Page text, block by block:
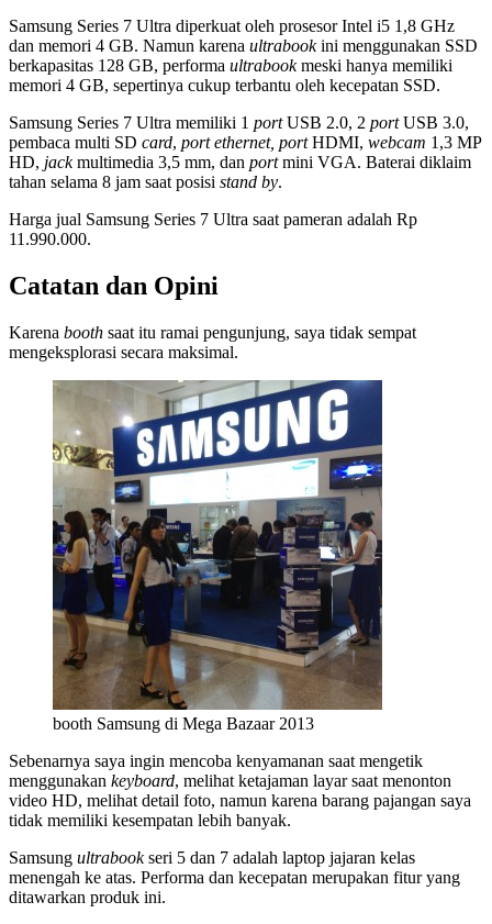
Samsung Series 7 Ultra diperkuat oleh prosesor Intel i5 1,8 GHz
dan memori 4 GB. Namun karena ultrabookini menggunakan SSD
berkapasitas 128 GB, performa ultrabookmeski hanya memiliki
memori 4 GB, sepertinya cukup terbantu oleh kecepatan SSD.
Samsung Series 7 Ultra memiliki 1 portUSB 2.0, 2 portUSB 3.0,
pembaca multi SD card, port ethernet, portHDMI, webcam 1,3 MP
HD, jackmultimedia 3,5 mm, dan portmini VGA. Baterai diklaim
tahan selama 8 jam saat posisi stand by.
Harga jual Samsung Series 7 Ultra saat pameran adalah Rp
11.990.000.
Catatan dan Opini
Karena booth saat itu ramai pengunjung, saya tidak sempat
mengeksplorasi secara maksimal.
booth Samsung di Mega Bazaar 2013
Sebenarnya saya ingin mencoba kenyamanan saat mengetik
menggunakan keyboard, melihat ketajaman layar saat menonton
video HD, melihat detail foto, namun karena barang pajangan saya
tidak memiliki kesempatan lebih banyak.
Samsung ultrabookseri 5 dan 7 adalah laptop jajaran kelas
menengah ke atas. Performa dan kecepatan merupakan fitur yang
ditawarkan produk ini.